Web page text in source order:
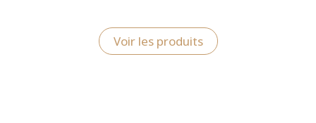
Voir les produits